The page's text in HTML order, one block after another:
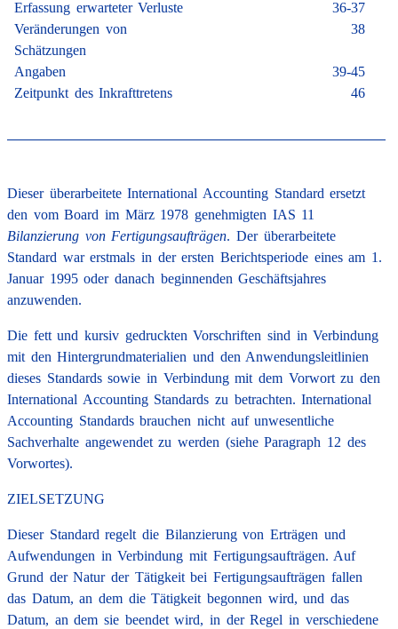
Erfassung erwarteter Verluste
36-37
Veränderungen von
Schätzungen
38
Angaben
39-45
Zeitpunkt des Inkrafttretens
46
Dieser überarbeitete International Accounting Standard ersetzt
den vom Board im März 1978 genehmigten IAS 11
Bilanzierung von Fertigungsaufträgen. Der überarbeitete
Standard war erstmals in der ersten Berichtsperiode eines am 1.
Januar 1995 oder danach beginnenden Geschäftsjahres
anzuwenden.
Die fett und kursiv gedruckten Vorschriften sind in Verbindung
mit den Hintergrundmaterialien und den Anwendungsleitlinien
dieses Standards sowie in Verbindung mit dem Vorwort zu den
International Accounting Standards zu betrachten. International
Accounting Standards brauchen nicht auf unwesentliche
Sachverhalte angewendet zu werden (siehe Paragraph 12 des
Vorwortes).
ZIELSETZUNG
Dieser Standard regelt die Bilanzierung von Erträgen und
Aufwendungen in Verbindung mit Fertigungsaufträgen. Auf
Grund der Natur der Tätigkeit bei Fertigungsaufträgen fallen
das Datum, an dem die Tätigkeit begonnen wird, und das
Datum, an dem sie beendet wird, in der Regel in verschiedene